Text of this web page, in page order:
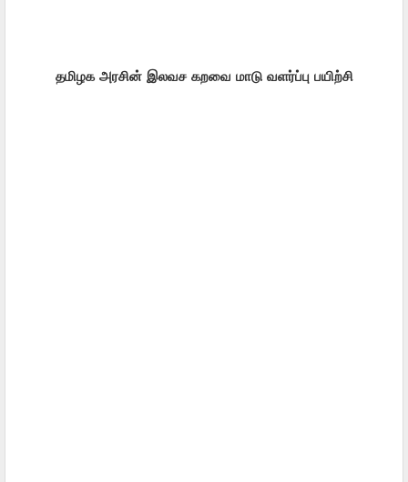
தமிழக அரசின் இலவச கறவை மாடு வளர்ப்பு பயிற்சி